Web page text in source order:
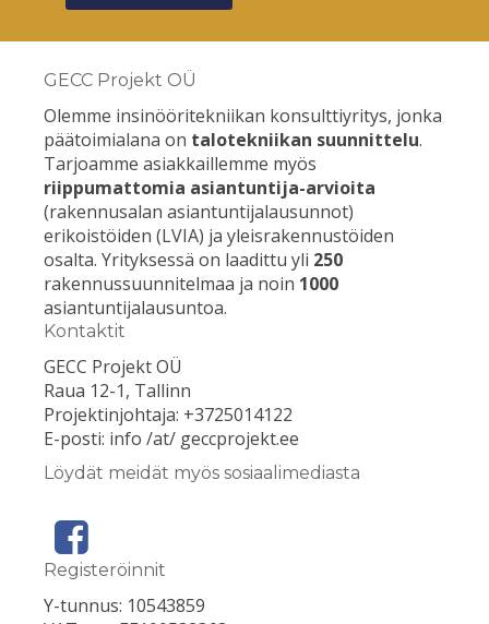
GECC Projekt OÜ
Olemme insinööritekniikan konsulttiyritys, jonka
päätoimialana on talotekniikan suunnittelu.
Tarjoamme asiakkaillemme myös
riippumattomia asiantuntija-arvioita
(rakennusalan asiantuntijalausunnot)
erikoistöiden (LVIA) ja yleisrakennustöiden
osalta. Yrityksessä on laadittu yli 250
rakennussuunnitelmaa ja noin 1000
asiantuntijalausuntoa.
Kontaktit
GECC Projekt OÜ
Raua 12-1, Tallinn
Projektinjohtaja: +3725014122
E-posti: info /at/ geccprojekt.ee
Löydät meidät myös sosiaalimediasta
Registeröinnit
Y-tunnus: 10543859